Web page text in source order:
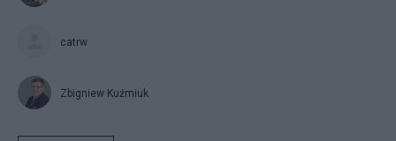
catrw
Zbigniew Kuźmiuk